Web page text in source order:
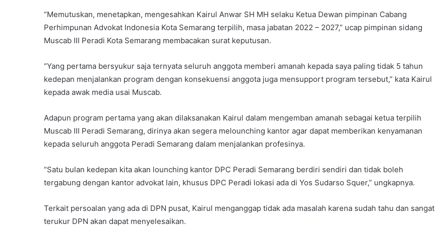
“Memutuskan, menetapkan, mengesahkan Kairul Anwar SH MH selaku Ketua Dewan pimpinan Cabang
Perhimpunan Advokat Indonesia Kota Semarang terpilih, masa jabatan 2022 – 2027,” ucap pimpinan sidang
Muscab III Peradi Kota Semarang membacakan surat keputusan.
“Yang pertama bersyukur saja ternyata seluruh anggota memberi amanah kepada saya paling tidak 5 tahun
kedepan menjalankan program dengan konsekuensi anggota juga mensupport program tersebut,” kata Kairul
kepada awak media usai Muscab.
Adapun program pertama yang akan dilaksanakan Kairul dalam mengemban amanah sebagai ketua terpilih
Muscab III Peradi Semarang, dirinya akan segera melounching kantor agar dapat memberikan kenyamanan
kepada seluruh anggota Peradi Semarang dalam menjalankan profesinya.
“Satu bulan kedepan kita akan lounching kantor DPC Peradi Semarang berdiri sendiri dan tidak boleh
tergabung dengan kantor advokat lain, khusus DPC Peradi lokasi ada di Yos Sudarso Squer,” ungkapnya.
Terkait persoalan yang ada di DPN pusat, Kairul menganggap tidak ada masalah karena sudah tahu dan sangat
terukur DPN akan dapat menyelesaikan.